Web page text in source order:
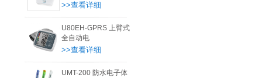
>>查看详细
U80EH-GPRS 上臂式
全自动电
>>查看详细
UMT-200 防水电子体